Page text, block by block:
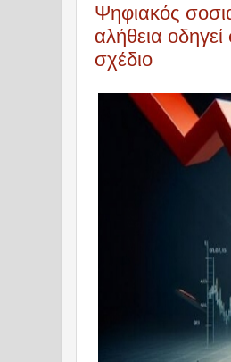
Ψηφιακός
αλήθεια οδηγεί
σχέδιο